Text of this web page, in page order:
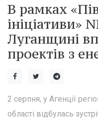
В рамках
ініціативи»
Луганщині
проектів з
2 серпня, у Агенції
області відбулась